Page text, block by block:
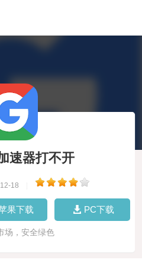
速器打不开
18
果下载 PC下载
场，安全绿色